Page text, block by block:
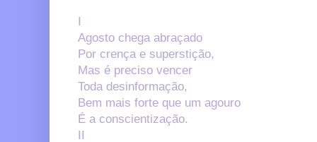
Agosto chega abraçado
Por crença e superstição,
Mas é preciso vencer
Toda desinformação,
Bem mais forte que um agouro
É a conscientização.